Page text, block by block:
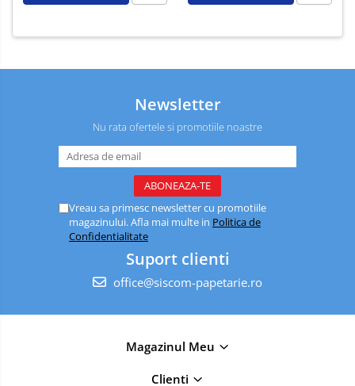
Newsletter
Nu rata ofertele si promotiile noastre
Vreau sa primesc newsletter cu promotiile
magazinului. Afla mai multe in Politica de
Confidentialitate
Suport clienti
office@siscom-papetarie.ro
Magazinul Meu
Clienti